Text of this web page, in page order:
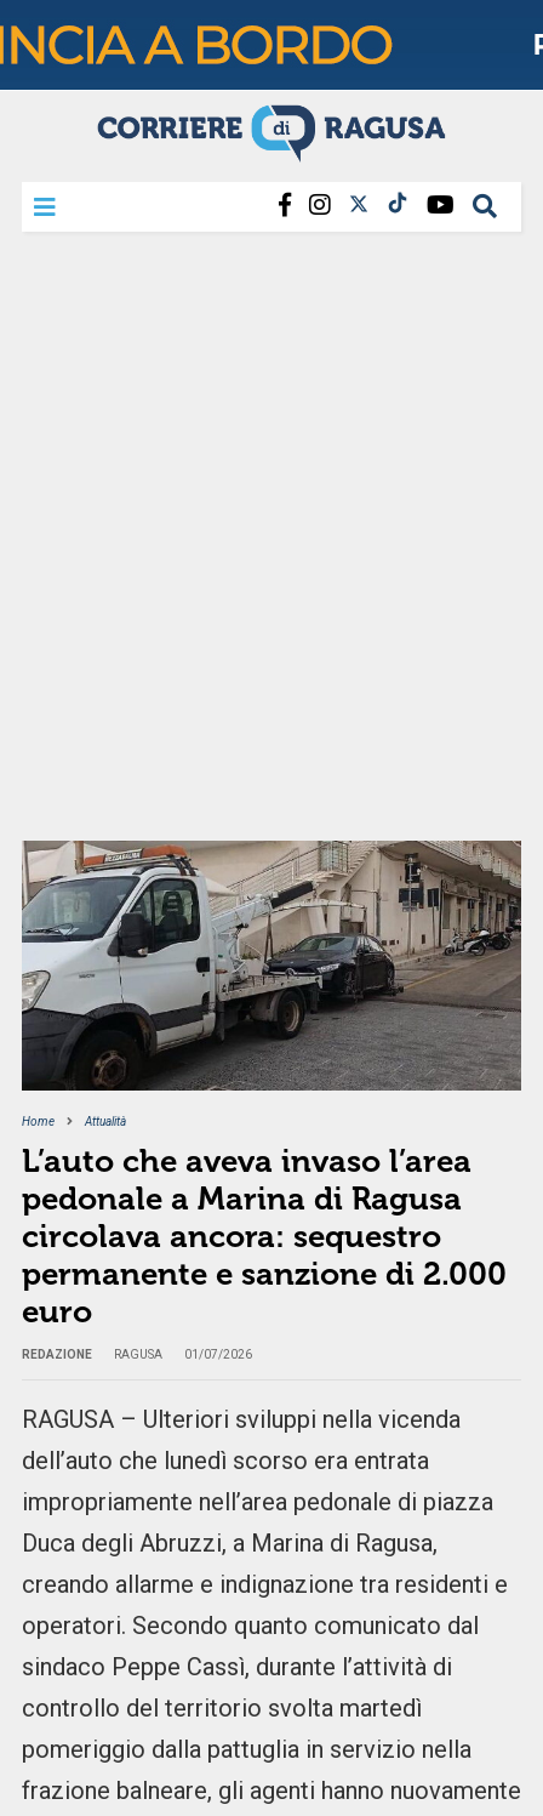
Home Attualità
L’auto che aveva invaso l’area
pedonale a Marina di Ragusa
circolava ancora: sequestro
permanente e sanzione di 2.000
euro
REDAZIONE RAGUSA 01/07/2026
RAGUSA – Ulteriori sviluppi nella vicenda
dell’auto che lunedì scorso era entrata
impropriamente nell’area pedonale di piazza
Duca degli Abruzzi, a Marina di Ragusa,
creando allarme e indignazione tra residenti e
operatori. Secondo quanto comunicato dal
sindaco Peppe Cassì, durante l’attività di
controllo del territorio svolta martedì
pomeriggio dalla pattuglia in servizio nella
frazione balneare, gli agenti hanno nuovamente